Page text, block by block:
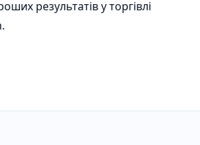
результатів у торгівлі